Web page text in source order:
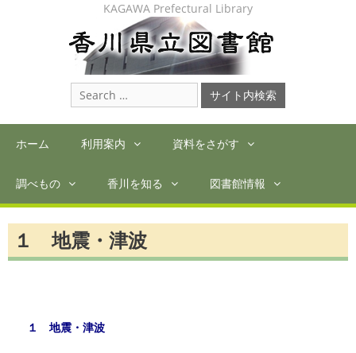
KAGAWA Prefectural Library
Search
for:
ホーム 利用案内 資料をさがす
調べもの 香川を知る 図書館情報
１ 地震・津波
１ 地震・津波